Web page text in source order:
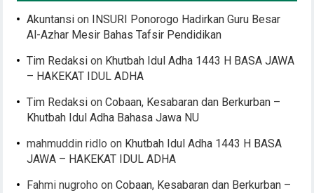
Akuntansi on
INSURI Ponorogo Hadirkan Guru Besar
Al-Azhar Mesir Bahas Tafsir Pendidikan
Tim Redaksi on Khutbah Idul Adha 1443 H BASA JAWA
– HAKEKAT IDUL ADHA
Tim Redaksi onCobaan, Kesabaran dan Berkurban –
Khutbah Idul Adha Bahasa Jawa NU
mahmuddin ridlo on Khutbah Idul Adha 1443 H BASA
JAWA – HAKEKAT IDUL ADHA
Fahmi nugroho onCobaan, Kesabaran dan Berkurban –